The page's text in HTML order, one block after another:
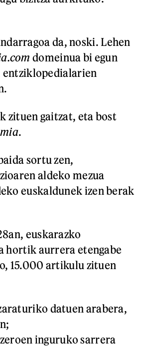
da, noski. Lehen
domeinua bi egun
entziklopedialarien
zituen gaitzat, eta bost
.
sortu zen,
aldeko mezua
euskaldunek izen berak
euskarazko
hortik aurrera etengabe
15.000 artikulu zituen
datuen arabera,
inguruko sarrera